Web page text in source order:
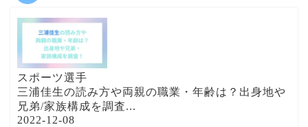
スポーツ選手
三浦佳生の読み方や両親の職業・年齢は？出身地や
兄弟/家族構成を調査...
2022-12-08